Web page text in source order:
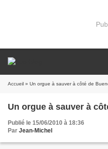
Accueil » Un orgue à sauver à côté de
Un orgue à sauver à
Publié le 15/06/2010 à 18:36
Par Jean-Michel